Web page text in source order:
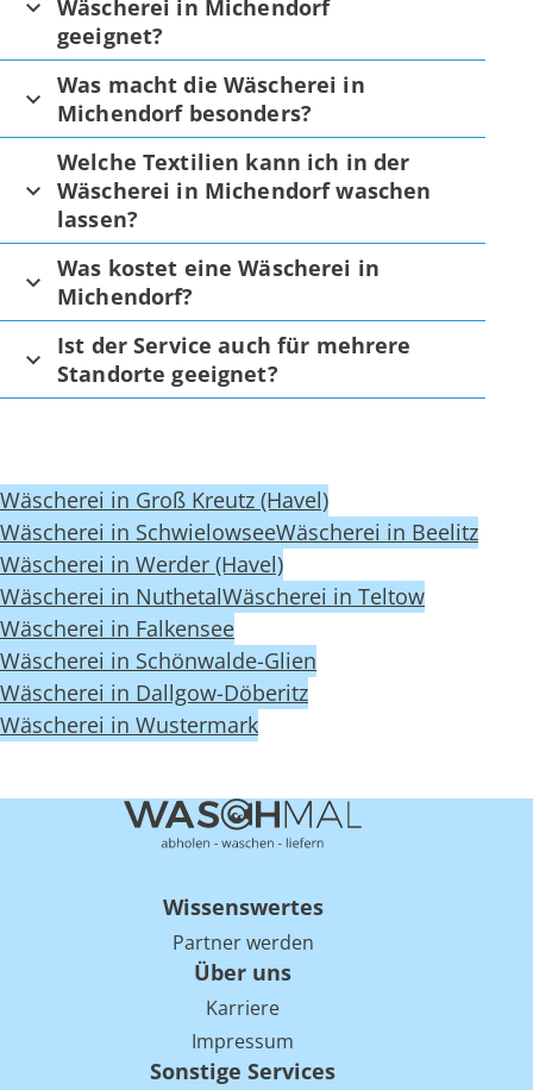
Wäscherei in Michendorf
geeignet?
Was macht die Wäscherei in
Michendorf besonders?
Welche Textilien kann ich in der
Wäscherei in Michendorf waschen
lassen?
Was kostet eine Wäscherei in
Michendorf?
Ist der Service auch für mehrere
Standorte geeignet?
Wäscherei in Groß Kreutz (Havel)
Wäscherei in SchwielowseeWäscherei in Beelitz
Wäscherei in Werder (Havel)
Wäscherei in NuthetalWäscherei in Teltow
Wäscherei in Falkensee
Wäscherei in Schönwalde-Glien
Wäscherei in Dallgow-Döberitz
Wäscherei in Wustermark
Wissenswertes
Partner werden
Über uns
Karriere
Impressum
Sonstige Services